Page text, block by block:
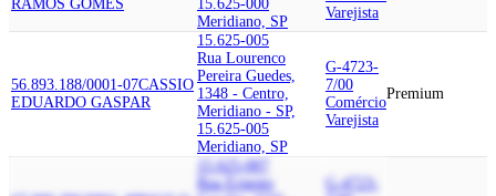
RAMOS GOMES
15.625-000
Meridiano, SP
Varejista
56.893.188/0001-07CASSIO
EDUARDO GASPAR
15.625-005
Rua Lourenco
Pereira Guedes,
1348 - Centro,
Meridiano - SP,
15.625-005
Meridiano, SP
G-4723-
7/00
Comércio
Varejista
Premium
15.625-007
Rua Ernesto
G-4723-